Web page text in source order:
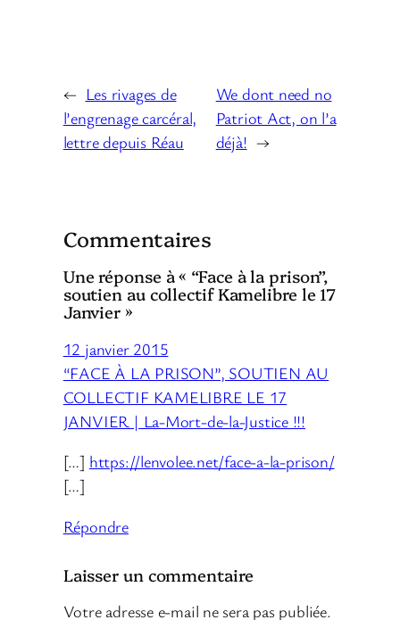
← Les rivages de
l’engrenage carcéral,
lettre depuis Réau
We dont need no
Patriot Act, on l’a
déjà! →
Commentaires
Une réponse à « “Face à la prison”,
soutien au collectif Kamelibre le 17
Janvier »
12 janvier 2015
“FACE À LA PRISON”, SOUTIEN AU
COLLECTIF KAMELIBRE LE 17
JANVIER | La-Mort-de-la-Justice !!!
[…] https://lenvolee.net/face-a-la-prison/
[…]
Répondre
Laisser un commentaire
Votre adresse e-mail ne sera pas publiée.